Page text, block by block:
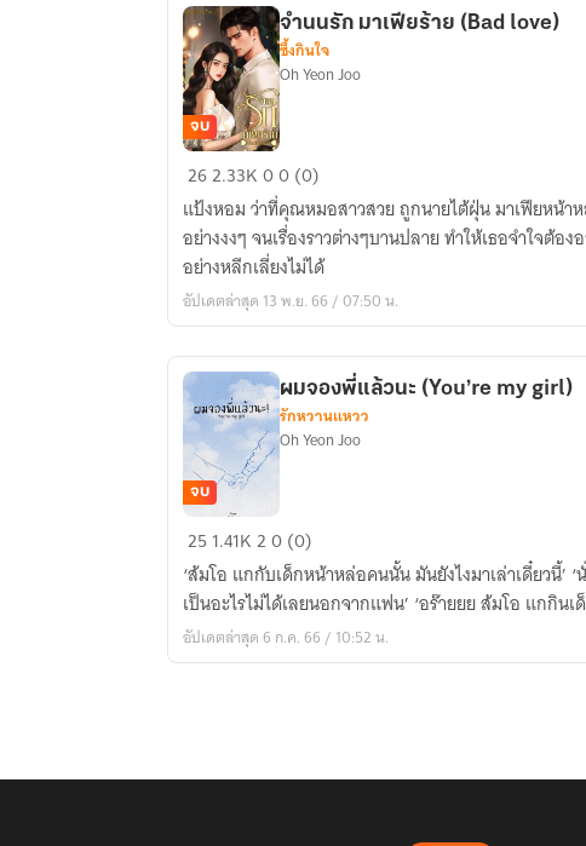
จำนน
รัก
มาเฟีย
ร้าย
(Bad
love)
จบ
จำนนรัก มาเฟียร้าย (Bad love)
ซึ้งกินใจ
Oh Yeon Joo
262.33K00 (0)
แป้งหอม ว่าที่คุณหมอสาวสวย ถูกนายไต้ฝุ่น มาเฟียหน้า
อย่างงงๆ จนเรื่องราวต่างๆบานปลาย ทำให้เธอจำใจต้อ
อย่างหลีกเลี่ยงไม่ได้
อัปเดตล่าสุด 13 พ.ย. 66 / 07:50 น.
ผม
จอง
พี่
แล้ว
นะ
จบ
ผมจองพี่แล้วนะ (You’re my girl)
รักหวานแหวว
Oh Yeon Joo
25 1.41K20 (0)
‘ส้มโอ แกกับเด็กหน้าหล่อคนนั้น มันยังไงมาเล่าเดี๋ยวนี้’
เป็นอะไรไม่ได้เลยนอกจากแฟน’ ‘อร๊ายยย ส้มโอ แกกิน
อัปเดตล่าสุด 6 ก.ค. 66 / 10:52 น.